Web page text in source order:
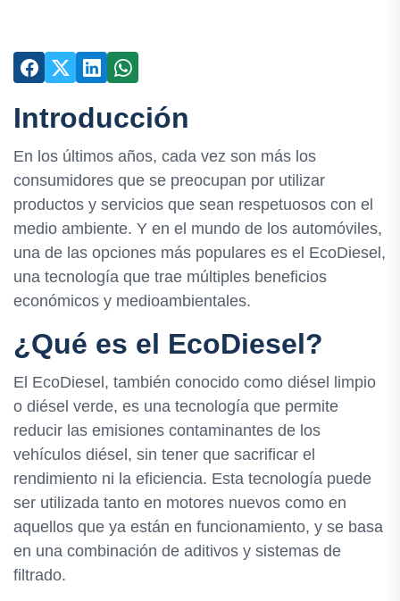
Introducción
En los últimos años, cada vez son más los
consumidores que se preocupan por utilizar
productos y servicios que sean respetuosos con el
medio ambiente. Y en el mundo de los automóviles,
una de las opciones más populares es el EcoDiesel,
una tecnología que trae múltiples beneficios
económicos y medioambientales.
¿Qué es el EcoDiesel?
El EcoDiesel, también conocido como diésel limpio
o diésel verde, es una tecnología que permite
reducir las emisiones contaminantes de los
vehículos diésel, sin tener que sacrificar el
rendimiento ni la eficiencia. Esta tecnología puede
ser utilizada tanto en motores nuevos como en
aquellos que ya están en funcionamiento, y se basa
en una combinación de aditivos y sistemas de
filtrado.